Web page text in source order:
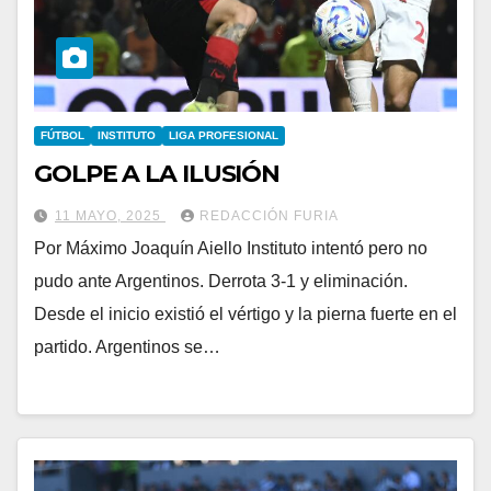
FÚTBOL INSTITUTO LIGA PROFESIONAL
GOLPE A LA ILUSIÓN
11 MAYO, 2025 REDACCIÓN FURIA
Por Máximo Joaquín Aiello Instituto intentó pero no
pudo ante Argentinos. Derrota 3-1 y eliminación.
Desde el inicio existió el vértigo y la pierna fuerte en el
partido. Argentinos se…